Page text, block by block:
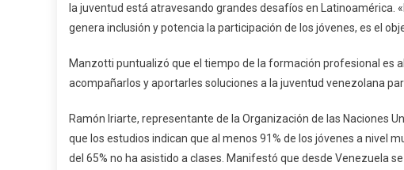
la juventud está atravesando grandes desafíos en Latinoamérica.
genera inclusión y potencia la participación de los jóvenes, es el
Manzotti puntualizó que el tiempo de la formación profesional es
acompañarlos y aportarles soluciones a la juventud venezolana
Ramón Iriarte, representante de la Organización de las Naciones
que los estudios indican que al menos 91% de los jóvenes a nivel
del 65% no ha asistido a clases. Manifestó que desde Venezuela